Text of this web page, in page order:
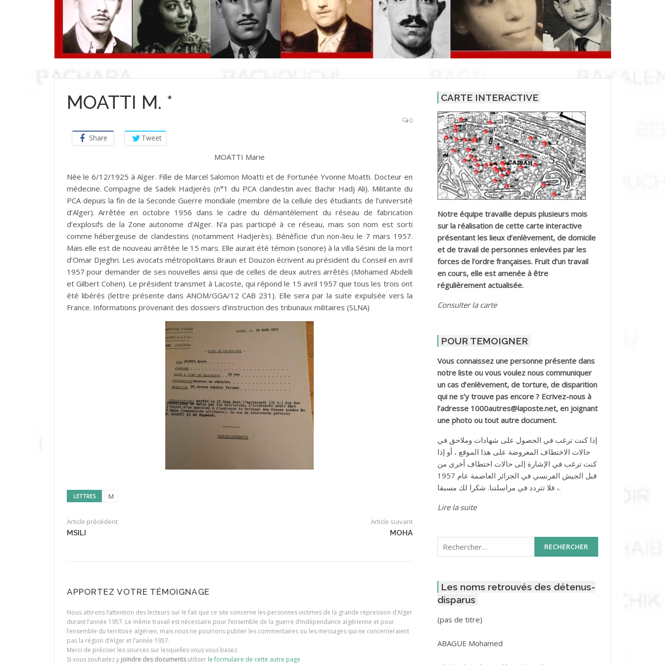
MOATTI M. *
0
Share Tweet
MOATTI Marie
Née le 6/12/1925 à Alger. Fille de Marcel Salomon Moatti et de Fortunée Yvonne Moatti. Docteur en
médecine. Compagne de Sadek Hadjerès (n°1 du PCA clandestin avec Bachir Hadj Ali). Militante du
PCA depuis la fin de la Seconde Guerre mondiale (membre de la cellule des étudiants de l’université
d’Alger). Arrêtée en octobre 1956 dans le cadre du démantèlement du réseau de fabrication
d’explosifs de la Zone autonome d’Alger. N’a pas participé à ce réseau, mais son nom est sorti
comme hébergeuse de clandestins (notamment Hadjerès). Bénéficie d’un non-lieu le 7 mars 1957.
Mais elle est de nouveau arrêtée le 15 mars. Elle aurait été témoin (sonore) à la villa Sésini de la mort
d’Omar Djeghri. Les avocats métropolitains Braun et Douzon écrivent au président du Conseil en avril
1957 pour demander de ses nouvelles ainsi que de celles de deux autres arrêtés (Mohamed Abdelli
et Gilbert Cohen). Le président transmet à Lacoste, qui répond le 15 avril 1957 que tous les trois ont
été libérés (lettre présente dans ANOM/GGA/12 CAB 231). Elle sera par la suite expulsée vers la
France. Informations provenant des dossiers d’instruction des tribunaux militaires (SLNA)
LETTRES M
Article précédent
MSILI
Article suivant
MOHA
APPORTEZ VOTRE TÉMOIGNAGE
Nous attirons l’attention des lecteurs sur le fait que ce site concerne les personnes victimes de la grande répression d’Alger
durant l’année 1957. Le même travail est nécessaire pour l’ensemble de la guerre d’indépendance algérienne et pour
l’ensemble du territoire algérien, mais nous ne pourrons publier les commentaires ou les messages qui ne concerneraient
pas la région d’Alger et l’année 1957.
Merci de préciser les sources sur lesquelles vous vous basez.
Si vous souhaitez y joindre des documentsutiliser le formulaire de cette autre page
CARTE INTERACTIVE
Notre équipe travaille depuis plusieurs mois
sur la réalisation de cette carte interactive
présentant les lieux d’enlèvement, de domicile
et de travail de personnes enlevées par les
forces de l’ordre françaises. Fruit d’un travail
en cours, elle est amenée à être
régulièrement actualisée.
Consulter la carte
POUR TEMOIGNER
Vous connaissez une personne présente dans
notre liste ou vous voulez nous communiquer
un cas d’enlèvement, de torture, de disparition
qui ne s’y trouve pas encore ? Ecrivez-nous à
l’adresse 1000autres@laposte.net, en joignant
une photo ou tout autre document.
إذا كنت ترغب في الحصول على شهادات وملاحق في
حالات الاختطاف المعروضة على هذا الموقع ، أو إذا
كنت ترغب في الإشارة إلى حالات اختطاف أخرى من
قبل الجيش الفرنسي في الجزائر العاصمة عام 1957
، فلا تتردد في مراسلتنا. شكرا لك مسبقا.
Lire la suite
Rechercher :
Les noms retrouvés des détenus-
disparus
(pas de titre)Post
3416
ABAGUE Mohamed